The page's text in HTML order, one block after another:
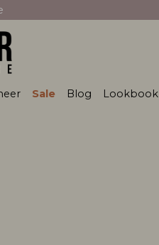
Sale Blog Lookbook